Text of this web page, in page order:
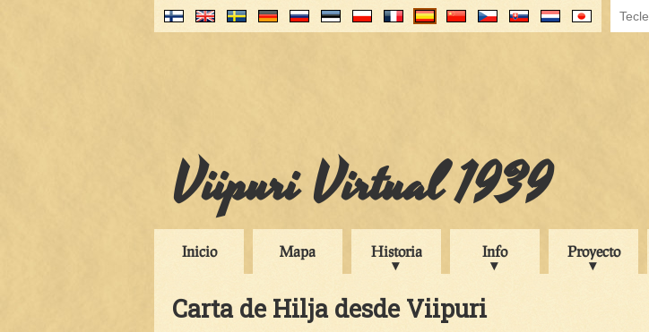
Viipuri Virtual 1939
Inicio Mapa Historia Info Proyecto
Carta de Hilja desde Viipuri